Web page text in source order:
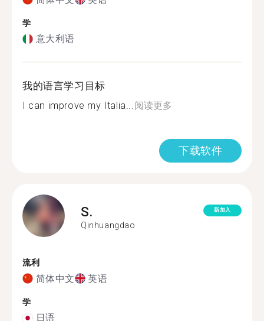
学
意大利语
我的语言学习目标
I can improve my Italia...阅读更多
下载软件
S.
Qinhuangdao
新加入
流利
简体中文 英语
学
日语